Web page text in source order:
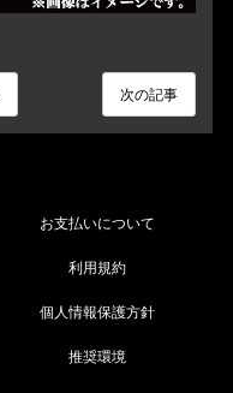
次の記事
お支払いについて
利用規約
個人情報保護方針
推奨環境